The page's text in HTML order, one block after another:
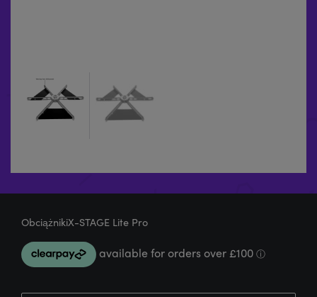
ObciążnikiX-STAGE Lite Pro